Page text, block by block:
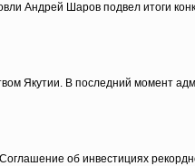
Андрей Шаров подвел итоги
В последний момент
об инвестициях